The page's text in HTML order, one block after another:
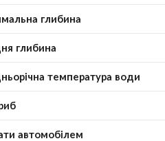
глибина
глибина
температура води
автомобілем